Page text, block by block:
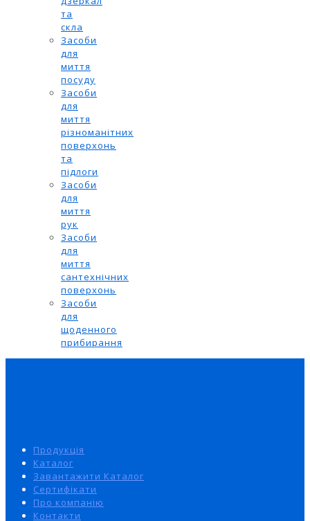
та
скла
Засоби
для
миття
посуду
Засоби
для
миття
різноманітних
поверхонь
та
підлоги
Засоби
для
миття
рук
Засоби
для
миття
сантехнічних
поверхонь
Засоби
для
щоденного
прибирання
Продукція
Каталог
Завантажити Каталог
Сертифікати
Про компанію
Контакти